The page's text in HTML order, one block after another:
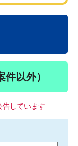
以外）
告しています